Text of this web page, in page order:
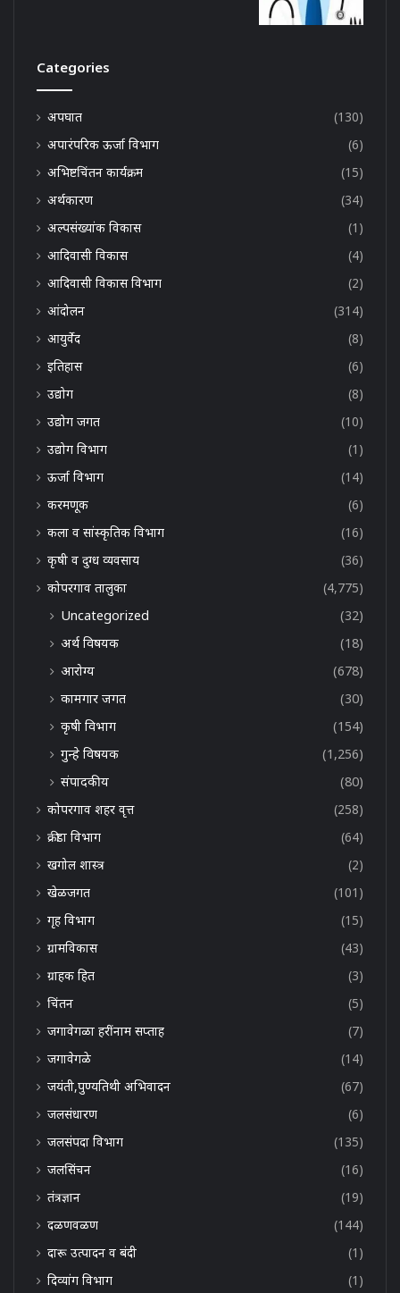
Categories
अपघात
(130)
अपारंपरिक ऊर्जा विभाग
(6)
अभिष्टचिंतन कार्यक्रम
(15)
अर्थकारण
(34)
अल्पसंख्यांक विकास
(1)
आदिवासी विकास
(4)
आदिवासी विकास विभाग
(2)
आंदोलन
(314)
आयुर्वेद
(8)
इतिहास
(6)
उद्योग
(8)
उद्योग जगत
(10)
उद्योग विभाग
(1)
ऊर्जा विभाग
(14)
करमणूक
(6)
कला व सांस्कृतिक विभाग
(16)
कृषी व दुग्ध व्यवसाय
(36)
कोपरगाव तालुका
(4,775)
Uncategorized
(32)
अर्थ विषयक
(18)
आरोग्य
(678)
कामगार जगत
(30)
कृषी विभाग
(154)
गुन्हे विषयक
(1,256)
संपादकीय
(80)
कोपरगाव शहर वृत्त
(258)
क्रीडा विभाग
(64)
खगोल शास्त्र
(2)
खेळजगत
(101)
गृह विभाग
(15)
ग्रामविकास
(43)
ग्राहक हित
(3)
चिंतन
(5)
जगावेगळा हरींनाम सप्ताह
(7)
जगावेगळे
(14)
जयंती,पुण्यतिथी अभिवादन
(67)
जलसंधारण
(6)
जलसंपदा विभाग
(135)
जलसिंचन
(16)
तंत्रज्ञान
(19)
दळणवळण
(144)
दारू उत्पादन व बंदी
(1)
दिव्यांग विभाग
(1)